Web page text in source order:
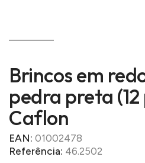
Brincos em
pedra preta
Caflon
EAN: 01002478
Referência: 46.2502